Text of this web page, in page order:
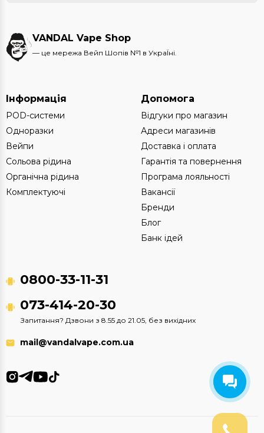
VANDAL Vape Shop
— це мережа Вейп Шопів №1 в УкраЇні.
Інформація
POD-системи
Одноразки
Вейпи
Сольова рідина
Органічна рідина
Комплектуючі
Допомога
Відгуки про магазин
Адреси магазинів
Доставка і оплата
Гарантія та повернення
Програма лояльності
Вакансії
Бренди
Блог
Банк ідей
0800-33-11-31
073-414-20-30
Запитання? Дзвони з 8.55 до 21.05, без вихідних
mail@vandalvape.com.ua